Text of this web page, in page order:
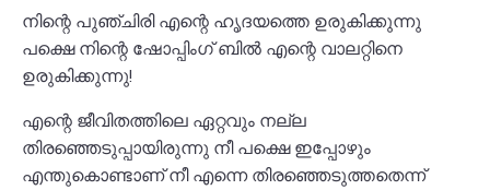
നിന്റെ പുഞ്ചിരി എന്റെ ഹൃദയത്തെ ഉരുകിക്കുന്നു
പക്ഷെ നിന്റെ ഷോപ്പിംഗ് ബിൽ എന്റെ വാലറ്റിനെ
ഉരുകിക്കുന്നു!
എന്റെ ജീവിതത്തിലെ ഏറ്റവും നല്ല
തിരഞ്ഞെടുപ്പായിരുന്നു നീ പക്ഷെ ഇപ്പോഴും
എന്തുകൊണ്ടാണ് നീ എന്നെ തിരഞ്ഞെടുത്തതെന്ന്